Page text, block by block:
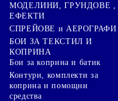
МОДЕЛИНИ, ГРУНДОВЕ ,
ЕФЕКТИ
СПРЕЙОВЕ и АЕРОГРАФИ
БОИ ЗА ТЕКСТИЛ И
КОПРИНА
Бои за коприна и батик
Контури, комплекти за
коприна и помощни
средства